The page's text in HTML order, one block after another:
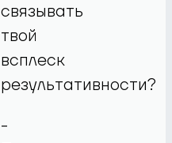
связывать
твой
всплеск
результативности?
-